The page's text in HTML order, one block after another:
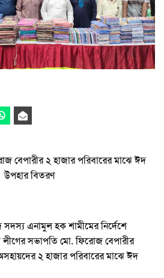
বেপারীর ২ হাজার পরিবারের মাঝে ঈদ
উপহার বিতরণ
এনামুল হক শামীমের নির্দেশে
সভাপতি মো. ফিরোজ বেপারীর
২ হাজার পরিবারের মাঝে ঈদ